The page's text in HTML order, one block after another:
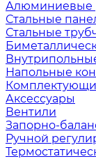
Алюминиевые
Стальные
Стальные
Напольные
Аксессуары
Вентили
Запорно-
Ручной